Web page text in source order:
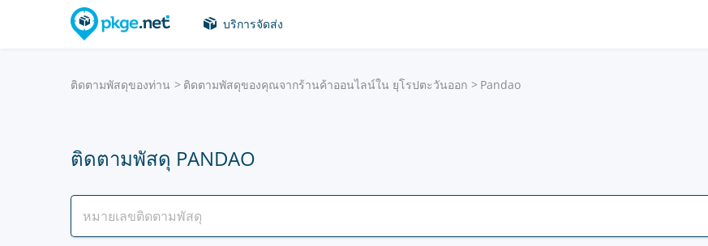
บริการจัดส่ง
ติดตามพัสดุของท่าน ติดตามพัสดุของคุณจากร้านค้าออนไลน์ใน ยุโรปตะวันออก Pandao
ติดตามพัสดุ PANDAO